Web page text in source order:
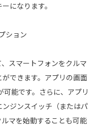
になります。
ション
スマートフォンをクルマ
できます。アプリの画面
能です。さらに、アプリ
ジンスイッチ（またはパ
マを始動することも可能